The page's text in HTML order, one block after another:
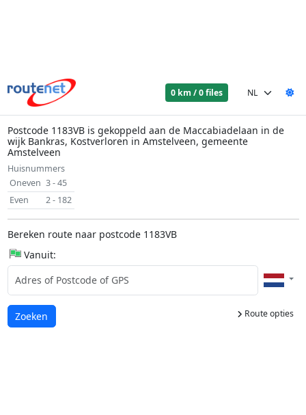
0 km / 0 files
Postcode 1183VB is gekoppeld aan de Maccabiadelaan in de
wijk Bankras, Kostverloren in Amstelveen, gemeente
Amstelveen
Huisnummers
Oneven 3 - 45
Even
2 - 182
Bereken route naar postcode 1183VB
Vanuit:
Route opties
Laden...
Zoeken